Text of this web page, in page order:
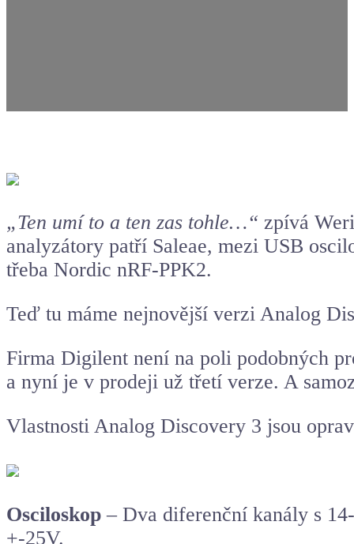
„Ten umí to a ten zas tohle…“ zpívá
analyzátory patří Saleae, mezi USB
třeba Nordic nRF-PPK2.
Teď tu máme nejnovější verzi Analog
Firma Digilent není na poli podobných
a nyní je v prodeji už třetí verze. A
Vlastnosti Analog Discovery 3 jsou
Osciloskop – Dva diferenční kanály s
+-25V.